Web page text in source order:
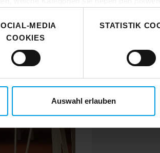
sind. Über „ Einstellungen“ können sie
für die Zukunft widerrufen. Für weitere
MEDIA
COOKIES
STATISTIK
Auswahl erlauben